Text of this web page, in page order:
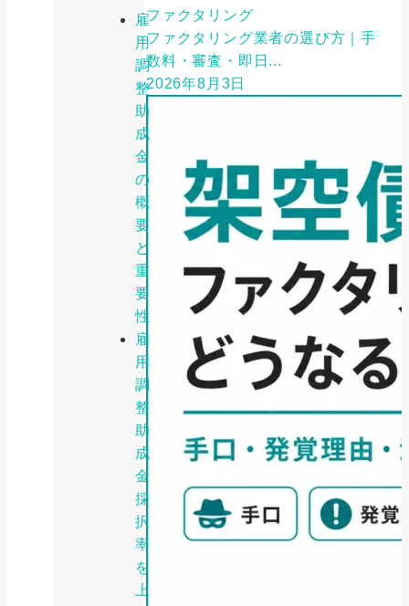
雇
用
調
整
助
成
金
の
概
要
と
重
要
性
雇
用
調
整
助
成
金
採
択
率
を
上
ファクタリング
ファクタリング業者の選び方｜手
数料・審査・即日...
2026年8月3日